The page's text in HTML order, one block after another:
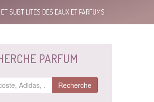
SUBTILITÉS DES EAUX ET PARFUMS
PARFUM
Recherche